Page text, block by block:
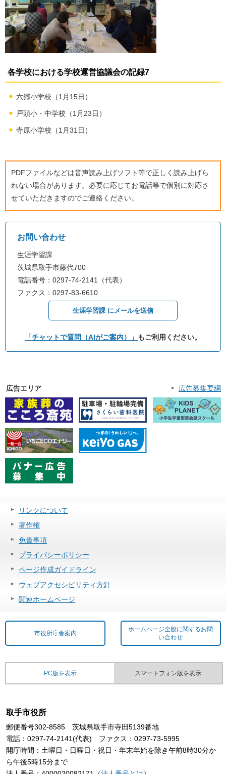
各学校における学校運営協議会の記録7
六郷小学校（1月15日）
戸頭小・中学校（1月23日）
寺原小学校（1月31日）
PDFファイルなどは音声読み上げソフト等で正しく読み上げら
れない場合があります。必要に応じてお電話等で個別に対応さ
せていただきますのでご連絡ください。
お問い合わせ
生涯学習課
茨城県取手市藤代700
電話番号：0297-74-2141（代表）
ファクス：0297-83-6610
生涯学習課 にメールを送信
「チャットで質問（AIがご案内）」 もご利用ください。
広告エリア 広告募集要綱
リンクについて
著作権
免責事項
プライバシーポリシー
ページ作成ガイドライン
ウェブアクセシビリティ方針
関連ホームページ
市役所庁舎案内
ホームページ全般に関するお問
い合わせ
PC版を表示 スマートフォン版を表示
取手市役所
郵便番号302-8585 茨城県取手市寺田5139番地
電話：0297-74-2141(代表) ファクス：0297-73-5995
開庁時間：土曜日・日曜日・祝日・年末年始を除き午前8時30分か
ら午後5時15分まで